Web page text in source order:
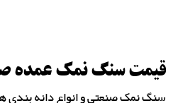
قیمت سنگ نمک عمده
سنگ نمک صنعتی و انواع دانه بندی